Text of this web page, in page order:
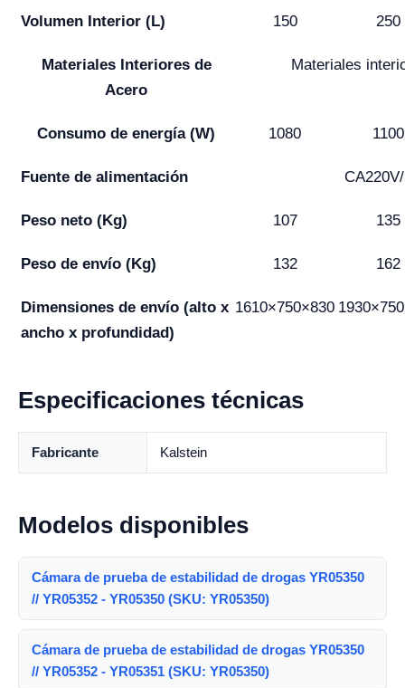
Volumen Interior (L) 150 250
Materiales Interiores de
Acero
Materiales
Consumo de energía (W) 1080 1100
Fuente de alimentación
Peso neto (Kg) 107 135
Peso de envío (Kg) 132 162
Dimensiones de envío (alto x
ancho x profundidad)
1610×750×830
Especificaciones técnicas
Fabricante Kalstein
Modelos disponibles
Cámara de prueba de estabilidad de drogas YR05350
// YR05352 - YR05350 (SKU: YR05350)
Cámara de prueba de estabilidad de drogas YR05350
// YR05352 - YR05351 (SKU: YR05350)